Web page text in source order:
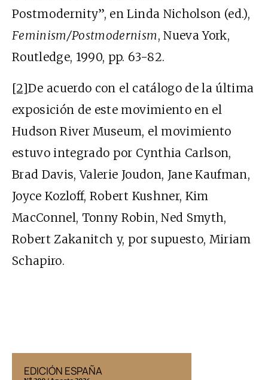
Postmodernity”, en Linda Nicholson (ed.),
Feminism/Postmodernism, Nueva York,
Routledge, 1990, pp. 63-82.
[2]De acuerdo con el catálogo de la última
exposición de este movimiento en el
Hudson River Museum, el movimiento
estuvo integrado por Cynthia Carlson,
Brad Davis, Valerie Joudon, Jane Kaufman,
Joyce Kozloff, Robert Kushner, Kim
MacConnel, Tonny Robin, Ned Smyth,
Robert Zakanitch y, por supuesto, Miriam
Schapiro.
EDICIÓN ESPAÑA